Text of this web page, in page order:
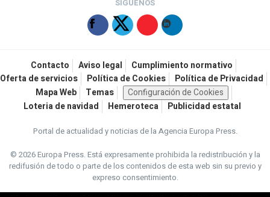
SÍGUENOS
Contacto Aviso legal
Cumplimiento normativo
Oferta de servicios
Política de Cookies
Política de Privacidad
Mapa Web
Temas
Configuración de Cookies
Loteria de navidad
Hemeroteca Publicidad estatal
Portal de actualidad y noticias de la Agencia Europa Press.
© 2026 Europa Press.Está expresamente prohibida la redistribución y la
redifusión de todo o parte de los contenidos de esta web sin su previo y
expreso consentimiento.